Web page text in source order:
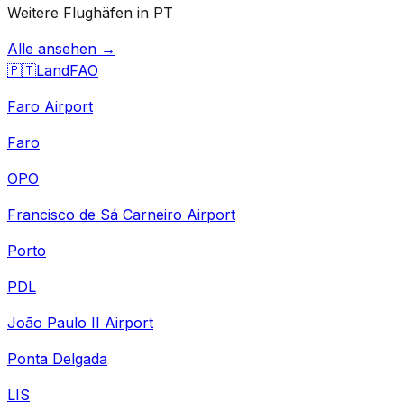
Weitere Flughäfen in PT
Alle ansehen →
🇵🇹LandFAO
Faro Airport
Faro
OPO
Francisco de Sá Carneiro Airport
Porto
PDL
João Paulo II Airport
Ponta Delgada
LIS